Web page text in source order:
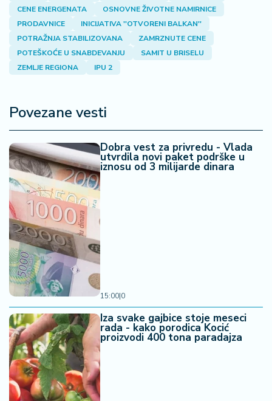
CENE ENERGENATA
OSNOVNE ŽIVOTNE NAMIRNICE
PRODAVNICE
INICIJATIVA ''OTVORENI BALKAN''
POTRAŽNJA STABILIZOVANA
ZAMRZNUTE CENE
POTEŠKOĆE U SNABDEVANJU
SAMIT U BRISELU
ZEMLJE REGIONA
IPU 2
Povezane vesti
Dobra vest za privredu - Vlada
utvrdila novi paket podrške u
iznosu od 3 milijarde dinara
15:00|0
Iza svake gajbice stoje meseci
rada - kako porodica Kocić
proizvodi 400 tona paradajza